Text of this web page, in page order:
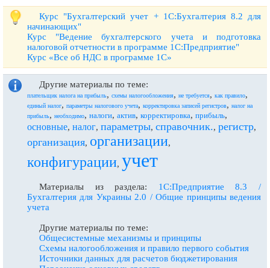
Курс "Бухгалтерский учет + 1С:Бухгалтерия 8.2 для
начинающих"
Курс "Ведение бухгалтерского учета и подготовка
налоговой отчетности в программе 1С:Предприятие"
Курс «Все об НДС в программе 1С»
Другие материалы по теме:
плательщик налога на прибыль, схемы налогообложения, не требуется, как правило,
единый налог, параметры налогового учета, корректировка записей регистров, налог на
прибыль, необходимо, налоги, актив, корректировка, прибыль,
основные, налог, параметры, справочник., регистр,
организация, организации,
конфигурации, учет
Материалы из раздела: 1С:Предприятие 8.3 /
Бухгалтерия для Украины 2.0 / Общие принципы ведения
учета
Другие материалы по теме:
Общесистемные механизмы и принципы
Схемы налогообложения и правило первого события
Источники данных для расчетов бюджетирования